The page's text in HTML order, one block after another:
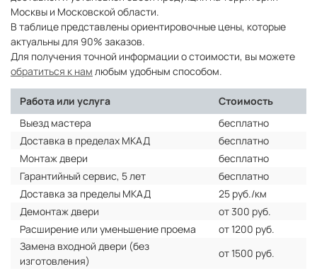
Москвы и Московской области.
В таблице представлены ориентировочные цены, которые
актуальны для 90% заказов.
Для получения точной информации о стоимости, вы можете
обратиться к нам любым удобным способом.
Работа или услуга
Стоимость
Выезд мастера
бесплатно
Доставка в пределах МКАД
бесплатно
Монтаж двери
бесплатно
Гарантийный сервис, 5 лет
бесплатно
Доставка за пределы МКАД
25 руб./км
Демонтаж двери
от 300 руб.
Расширение или уменьшение проема
от 1200 руб.
Замена входной двери (без
изготовления)
от 1500 руб.